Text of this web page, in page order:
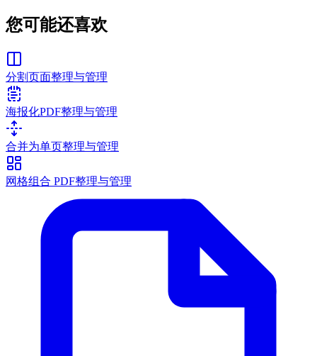
您可能还喜欢
分割页面整理与管理
海报化PDF整理与管理
合并为单页整理与管理
网格组合 PDF整理与管理